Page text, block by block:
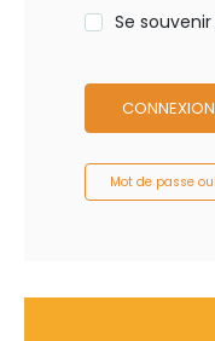
Se
CONNEXION
Mot de passe